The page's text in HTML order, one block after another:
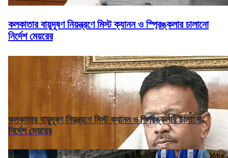
কলকাতার বায়ুদূষণ নিয়ন্ত্রণে মিস্ট ক্যানন ও স্প্রিঙ্কলার চালানো
নির্দেশ মেয়রের
কলকাতার বায়ুদূষণ নিয়ন্ত্রণে মিস্ট ক্যানন ও স্প্রিঙ্কলার চালানো
নির্দেশ মেয়রের